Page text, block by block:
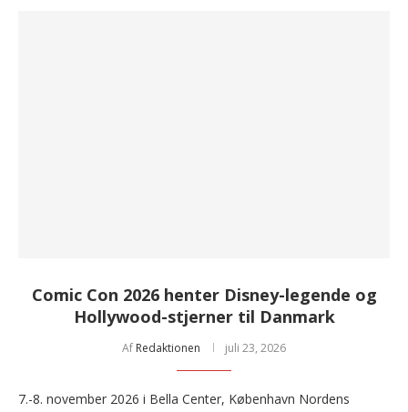
Comic Con 2026 henter Disney-legende og
Hollywood-stjerner til Danmark
Af Redaktionen juli 23, 2026
7.-8. november 2026 i Bella Center, København Nordens